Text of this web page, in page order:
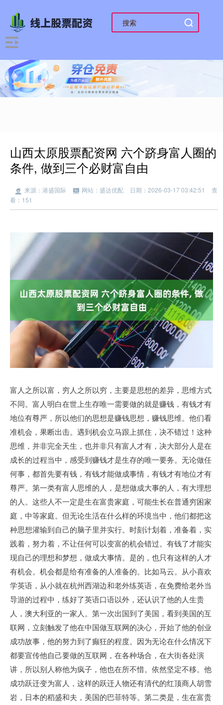
山西太原股票配资网 六个跻身富人圈的
条件, 做到三个必财富自由
来源：港盛国际 网站：盛达优配 日期：2026-03-17 03:42:51
查
看：151
富人之所以富，穷人之所以穷，主要是思想的差异，思维方式
不同。富人明白在世上生存唯一需要做的就是赚钱，有钱才有
地位有尊严，所以他们的思想是赚钱思想，赚钱思维。他们看
准机会，果断出击。遇到机会立马跟上抓住，决不错过！这种
思维，并非完全天生，也并非只有富人才有，决大部分人是在
成长的过程当中，感受到赚钱才是生存的唯一要务。无论做任
何事，都首先要有钱，有钱才能做成事情，有钱才有地位才有
尊严。第一类有富人思维的人，是想做成大事的人，有大理想
的人。这些人不一定是生在富贵家庭，可能生长在普通穷困家
庭，中等家庭。但无论生活在什么样的环境当中，他们都把这
种思想灌输到自己的脑子里并实行。时刻计划着，准备着，实
践着，努力着，不让任何可以变富的机会错过。有钱了才能实
现自己的理想和梦想，做成大事情。是的，也只有这样的人才
有机会。机会都是给有准备的人准备的。比如马云。从小喜欢
学英语，从小就在杭州西湖边和老外练英语，在免费给老外当
导游的过程中，练好了英语口语以外，还认识了他的人生贵
人，澳大利亚的一家人。第一次出国到了美国，看到美国的互
联网，立刻触发了他在中国做互联网的决心，开始了他的创业
成功故事，他的努力到了癫狂的程度。因为无论在什么情况下
都要宣传他自己要做的互联网，在各种场合，在大街各处演
讲，所以别人称他为疯子，他也在所不惜。依然坚定不移。他
成功跃迁变为富人，这样的跃迁人物还有清代的红顶商人胡雪
岩，日本的稻盛和夫，美国的巴菲特等。第二类是，生在富贵